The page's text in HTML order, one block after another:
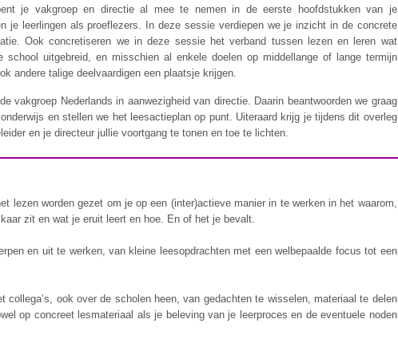
je vakgroep en directie al mee te nemen in de eerste hoofdstukken van je
je leerlingen als proeflezers. In deze sessie verdiepen we je inzicht in de concrete
Ook concretiseren we in deze sessie het verband tussen lezen en leren wat
uitgebreid, en misschien al enkele doelen op middellange of lange termijn
andere talige deelvaardigen een plaatsje krijgen.
Nederlands in aanwezigheid van directie. Daarin beantwoorden we graag
en stellen we het leesactieplan op punt. Uiteraard krijg je tijdens dit overleg
en je directeur jullie voortgang te tonen en toe te lichten.
lezen worden gezet om je op een (inter)actieve manier in te werken in het waarom,
zit en wat je eruit leert en hoe. En of het je bevalt.
en uit te werken, van kleine leesopdrachten met een welbepaalde focus tot een
ook over de scholen heen, van gedachten te wisselen, materiaal te delen
op concreet lesmateriaal als je beleving van je leerproces en de eventuele noden